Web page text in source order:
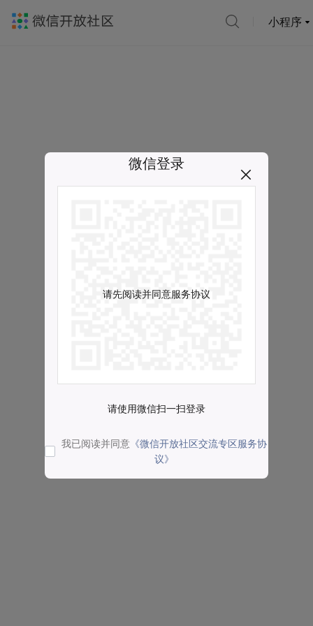
小程序
微信登录
请先阅读并同意服务协议
请使用微信扫一扫登录
我已阅读并同意 《微信开放社区交流专区服务协
议》